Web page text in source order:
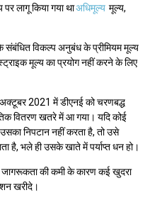
लागू किया गया थाअधिमूल्य मूल्य,
संबंधित विकल्प अनुबंध के प्रीमियम मूल्य
मूल्य का प्रयोग नहीं करने के लिए
2021 में डीएनई को चरणबद्ध
वितरण खतरे में आ गया। यदि कोई
निपटान नहीं करता है, तो उसे
है, भले ही उसके खाते में पर्याप्त धन हो।
जागरूकता की कमी के कारण कई खुदरा
खरीदे।